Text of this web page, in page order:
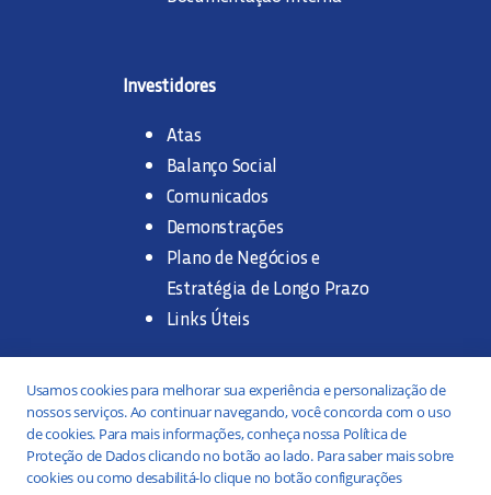
Investidores
Atas
Balanço Social
Comunicados
Demonstrações
Plano de Negócios e
Estratégia de Longo Prazo
Links Úteis
Trabalhe na SANASA
Concurso Público
Estágio
Usamos cookies para melhorar sua experiência e personalização de
nossos serviços. Ao continuar navegando, você concorda com o uso
de cookies. Para mais informações, conheça nossa Política de
Proteção de Dados clicando no botão ao lado. Para saber mais sobre
cookies ou como desabilitá-lo clique no botão configurações